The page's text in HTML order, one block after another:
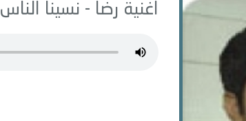
اغنية رضا - نسينا الناس